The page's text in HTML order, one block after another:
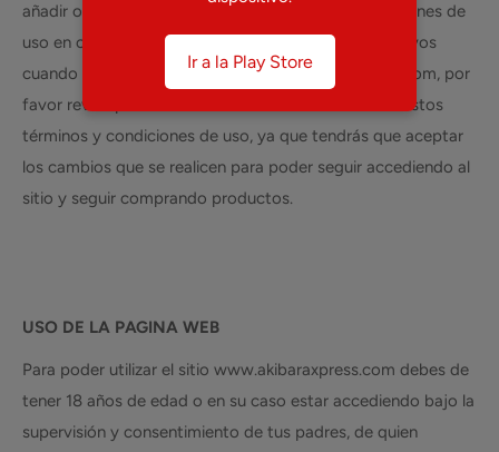
añadir o eliminar partes de estos términos y condiciones de
uso en cualquier momento, los cambios serán efectivos
cuando se publiquen en el sitio www.akibaraxpress.com, por
favor revisa periódicamente las actualizaciones de estos
términos y condiciones de uso, ya que tendrás que aceptar
los cambios que se realicen para poder seguir accediendo al
sitio y seguir comprando productos.
USO DE LA PAGINA WEB
Para poder utilizar el sitio www.akibaraxpress.com debes de
tener 18 años de edad o en su caso estar accediendo bajo la
supervisión y consentimiento de tus padres, de quien
Ir a la Play Store